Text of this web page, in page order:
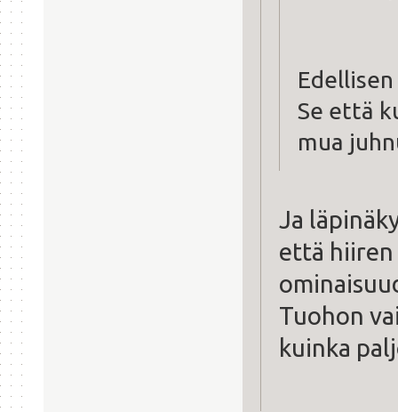
Se että
mua
Ja
että hiiren
Tuohon
kuinka